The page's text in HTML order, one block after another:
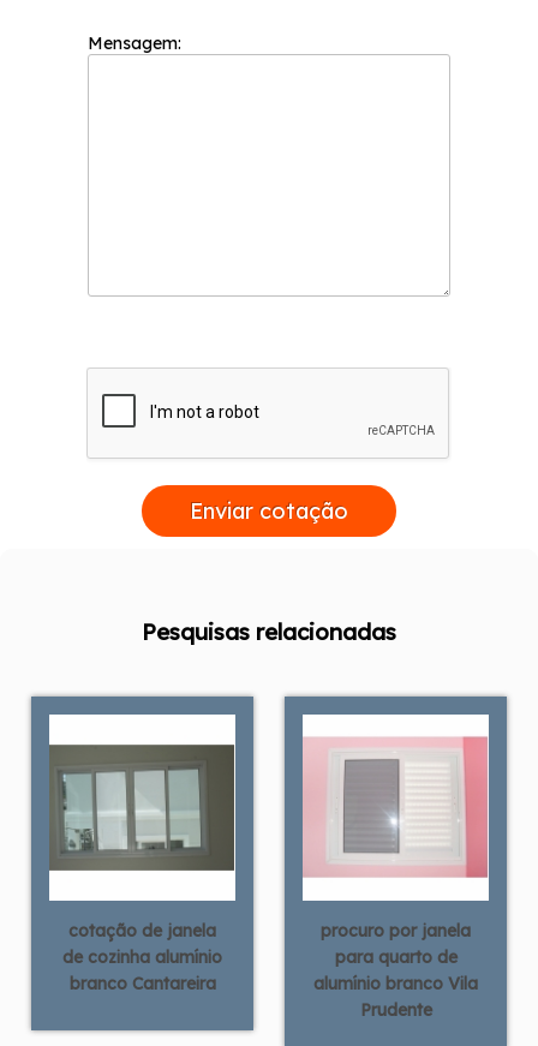
Mensagem:
Enviar cotação
Pesquisas relacionadas
cotação de janela
de cozinha alumínio
branco Cantareira
procuro por janela
para quarto de
alumínio branco Vila
Prudente